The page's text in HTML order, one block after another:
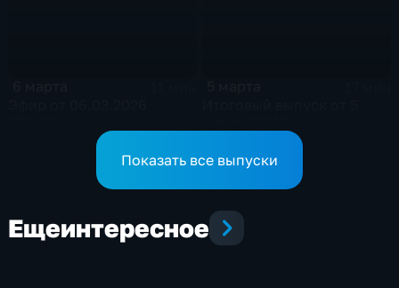
Показать все выпуски
Ещеинтересное